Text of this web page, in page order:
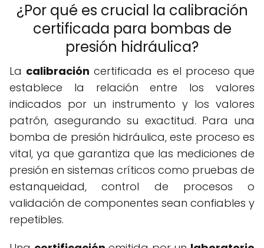
¿Por qué es crucial la calibración
certificada para bombas de
presión hidráulica?
La calibración certificada es el proceso que
establece la relación entre los valores
indicados por un instrumento y los valores
patrón, asegurando su exactitud. Para una
bomba de presión hidráulica, este proceso es
vital, ya que garantiza que las mediciones de
presión en sistemas críticos como pruebas de
estanqueidad, control de procesos o
validación de componentes sean confiables y
repetibles.